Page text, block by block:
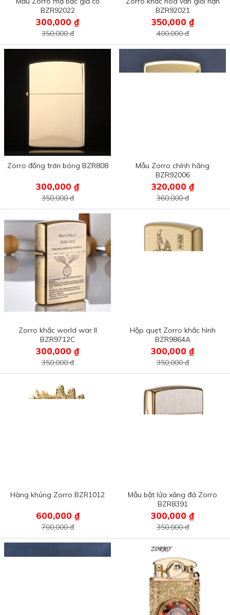
BZR92022
300,000 ₫
350,000 đ
BZR92021
350,000 ₫
400,000 đ
Zorro đồng trơn bóng BZR808
300,000 ₫
350,000 đ
Mẫu Zorro chính hãng
BZR92006
320,000 ₫
360,000 đ
Zorro khắc world war II
BZR9712C
300,000 ₫
350,000 đ
Hộp quẹt Zorro khắc hình
BZR9864A
300,000 ₫
350,000 đ
Hàng khủng Zorro BZR1012
600,000 ₫
700,000 đ
Mẫu bật lửa xăng đá Zorro
BZR8391
300,000 ₫
350,000 đ